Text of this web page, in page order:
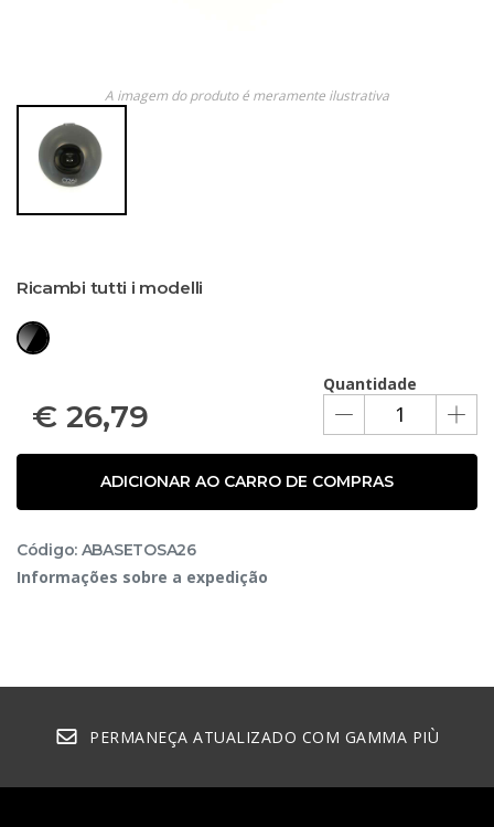
A imagem do produto é meramente ilustrativa
Ricambi tutti i modelli
Quantidade
€ 26,79
ADICIONAR AO CARRO DE COMPRAS
Código: ABASETOSA26
Informações sobre a expedição
PERMANEÇA ATUALIZADO COM GAMMA PIÙ